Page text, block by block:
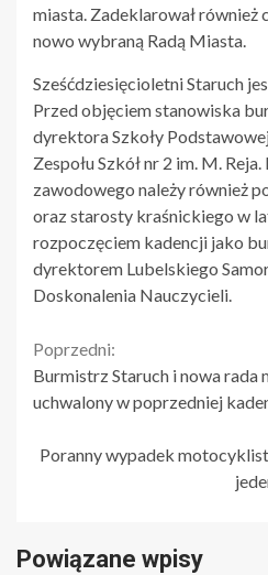
miasta. Zadeklarował również
nowo wybraną Radą Miasta.
Sześćdziesięcioletni Staruch
Przed objęciem stanowiska
dyrektora Szkoły
Zespołu Szkół nr 2 im. M.
zawodowego należy również
oraz starosty kraśnickiego w
rozpoczęciem kadencji jako
dyrektorem Lubelskiego
Doskonalenia Nauczycieli.
Continue
Reading
Poprzedni:
Burmistrz Staruch i nowa rada
uchwalony w poprzedniej
Poranny wypadek
Powiązane wpisy